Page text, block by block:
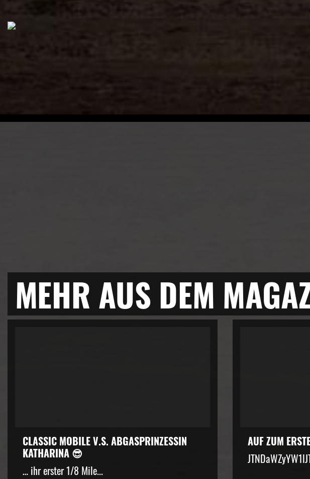
MEHR AUS DEM
CLASSIC MOBILE V.S. ABGASPRINZESSIN
KATHARINA 😎
… ihr erster 1/8 Mile...
AUF ZUM